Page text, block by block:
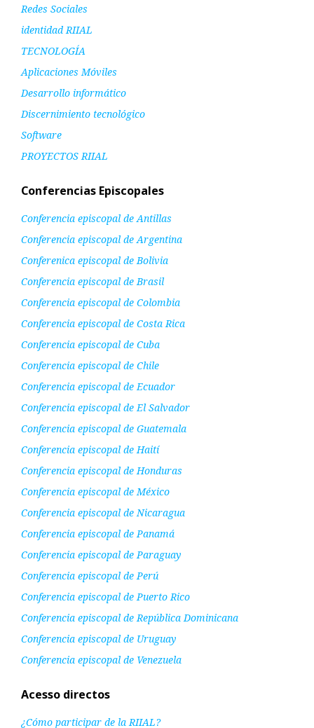
Redes Sociales
identidad RIIAL
TECNOLOGÍA
Aplicaciones Móviles
Desarrollo informático
Discernimiento tecnológico
Software
PROYECTOS RIIAL
Conferencias Episcopales
Conferencia episcopal de Antillas
Conferencia episcopal de Argentina
Conferenica episcopal de Bolivia
Conferencia episcopal de Brasil
Conferencia episcopal de Colombia
Conferencia episcopal de Costa Rica
Conferencia episcopal de Cuba
Conferencia episcopal de Chile
Conferencia episcopal de Ecuador
Conferencia episcopal de El Salvador
Conferencia episcopal de Guatemala
Conferencia episcopal de Haití
Conferencia episcopal de Honduras
Conferencia episcopal de México
Conferencia episcopal de Nicaragua
Conferencia episcopal de Panamá
Conferencia episcopal de Paraguay
Conferencia episcopal de Perú
Conferencia episcopal de Puerto Rico
Conferencia episcopal de República Dominicana
Conferencia episcopal de Uruguay
Conferencia episcopal de Venezuela
Acesso directos
¿Cómo participar de la RIIAL?